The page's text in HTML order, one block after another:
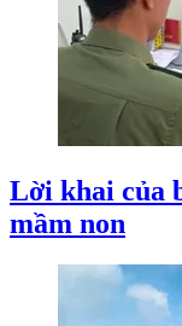
Lời khai của
mầm non